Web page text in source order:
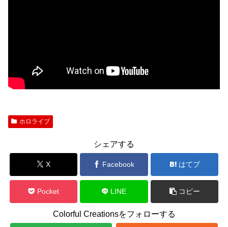
ホロライブ
シェアする
X Facebook はてブ
Pocket LINE コピー
Colorful Creationsをフォローする